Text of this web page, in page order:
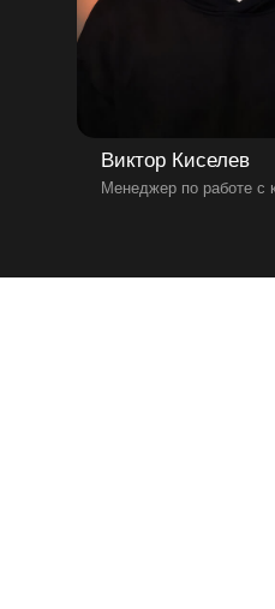
Виктор Киселев
Менеджер по работе с